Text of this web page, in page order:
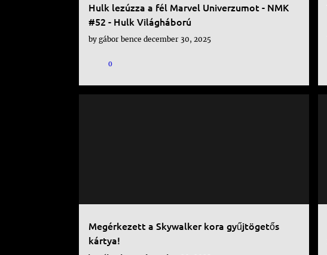
k
Hulk lezúzza a fél Marvel Univerzumot - NMK
#52 - Hulk Világháború
by gábor bence december 30, 2025
0
Megérkezett a Skywalker kora gyűjtögetős
kártya!